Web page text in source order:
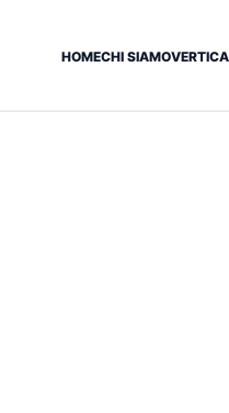
HOMECHI SIAMO